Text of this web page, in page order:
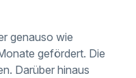
genauso wie
gefördert. Die
Darüber hinaus